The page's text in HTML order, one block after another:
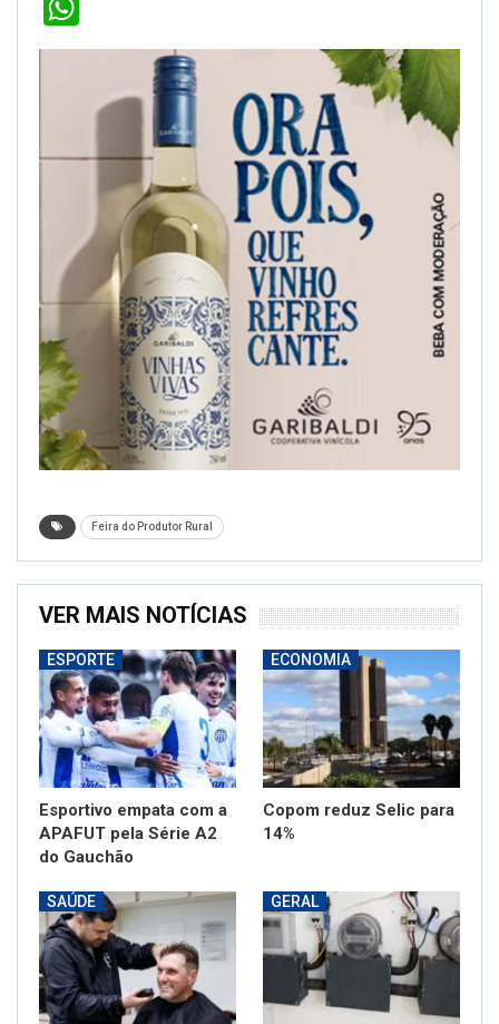
Feira do Produtor Rural
VER MAIS NOTÍCIAS
ESPORTE
Esportivo empata com a
APAFUT pela Série A2
do Gauchão
ECONOMIA
Copom reduz Selic para
14%
SAÚDE GERAL